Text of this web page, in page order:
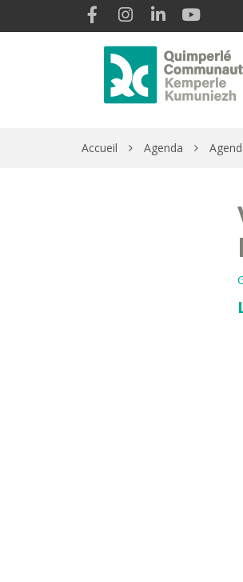
Gestion des traceurs Lien vers le compte
Lien vers leLien vers le
Accueil Agenda